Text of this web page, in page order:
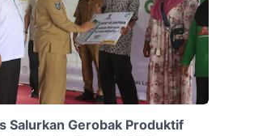
Salurkan Gerobak Produktif